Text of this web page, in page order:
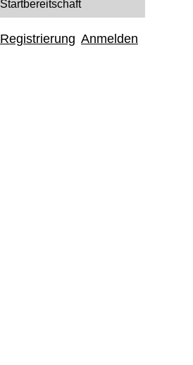
Startbereitschaft
Registrierung Anmelden